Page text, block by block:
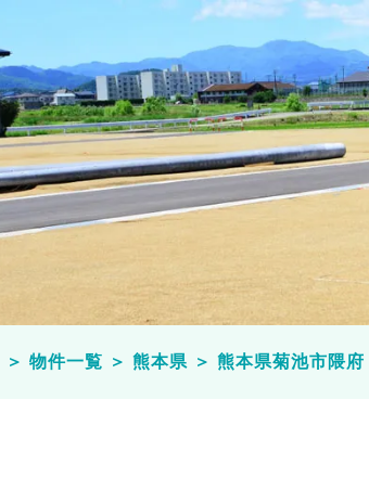
＞ 物件一覧 ＞ 熊本県 ＞ 熊本県菊池市隈府